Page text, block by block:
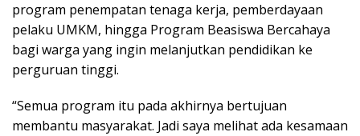
program penempatan tenaga kerja, pemberdayaan
pelaku UMKM, hingga Program Beasiswa Bercahaya
bagi warga yang ingin melanjutkan pendidikan ke
perguruan tinggi.
“Semua program itu pada akhirnya bertujuan
membantu masyarakat. Jadi saya melihat ada kesamaan